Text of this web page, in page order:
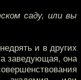
саду, или вы
и в других
заведующая, она